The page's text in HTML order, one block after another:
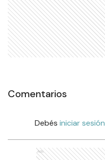
Comentarios
Debés iniciar sesión
Ads